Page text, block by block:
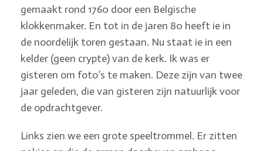
gemaakt rond 1760 door een Belgische
klokkenmaker. En tot in de jaren 80 heeft ie in
de noordelijk toren gestaan. Nu staat ie in een
kelder (geen crypte) van de kerk. Ik was er
gisteren om foto’s te maken. Deze zijn van twee
jaar geleden, die van gisteren zijn natuurlijk voor
de opdrachtgever.
Links zien we een grote speeltrommel. Er zitten